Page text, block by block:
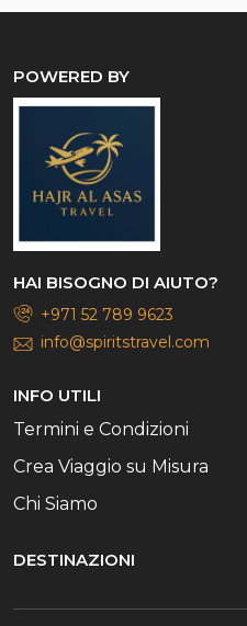
POWERED BY
HAI BISOGNO DI AIUTO?
+971 52 789 9623
info@spiritstravel.com
INFO UTILI
Termini e Condizioni
Crea Viaggio su Misura
Chi Siamo
DESTINAZIONI